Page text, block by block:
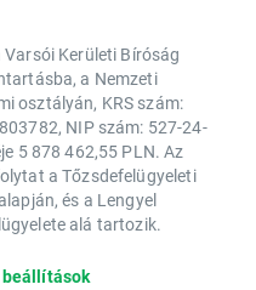
Varsói Kerületi Bíróság
a Nemzeti
osztályán, KRS szám:
NIP szám: 527-24-
5 878 462,55 PLN. Az
a Tőzsdefelügyeleti
és a Lengyel
alá tartozik.